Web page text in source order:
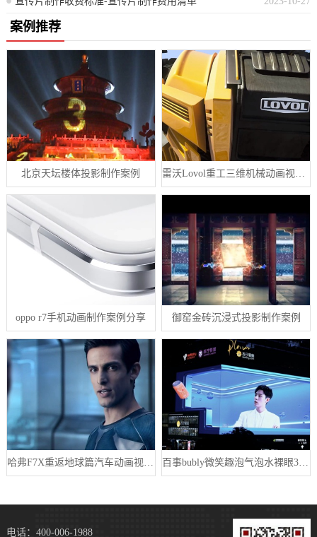
案例推荐
北京天坛楼体投影制作案例
oppo r7手机动画制作案例分享 御窑金砖沉浸式投影制作案例
电话：400-006-1988